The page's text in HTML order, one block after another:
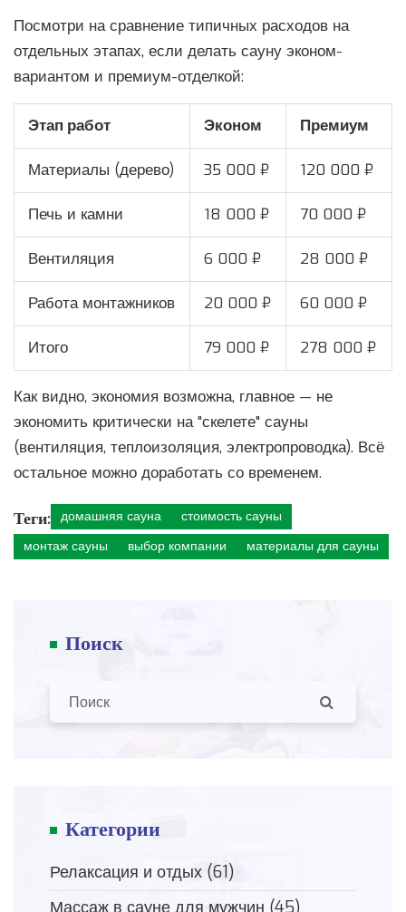
Посмотри на сравнение типичных расходов на
отдельных этапах, если делать сауну эконом-
вариантом и премиум-отделкой:
Этап работ Эконом Премиум
Материалы (дерево) 35 000 ₽ 120 000 ₽
Печь и камни 18 000 ₽ 70 000 ₽
Вентиляция 6 000 ₽ 28 000 ₽
Работа монтажников 20 000 ₽ 60 000 ₽
Итого 79 000 ₽ 278 000 ₽
Как видно, экономия возможна, главное — не
экономить критически на "скелете" сауны
(вентиляция, теплоизоляция, электропроводка). Всё
остальное можно доработать со временем.
Теги: домашняя сауна
стоимость сауны
монтаж сауны
выбор компании материалы для сауны
Поиск
Категории
Релаксация и отдых (61)